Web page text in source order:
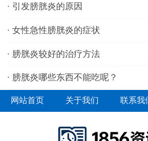
· 引发膀胱炎的原因
· 女性急性膀胱炎的症状
· 膀胱炎较好的治疗方法
· 膀胱炎哪些东西不能吃呢？
网站首页 关于我们 联系我